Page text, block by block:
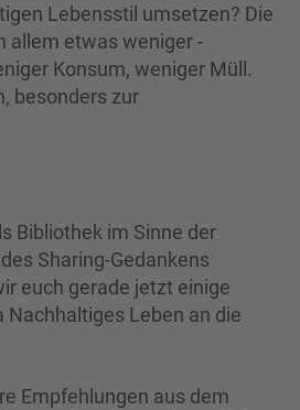
Lebensstil umsetzen? Die
allem etwas weniger -
Konsum, weniger Müll.
besonders zur
Bibliothek im Sinne der
Sharing-Gedankens
euch gerade jetzt einige
Nachhaltiges Leben an die
Empfehlungen aus dem